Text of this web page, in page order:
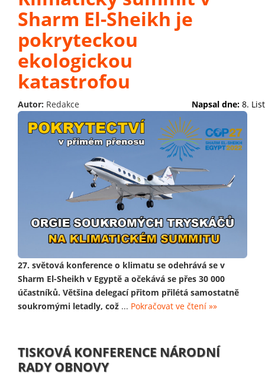
Sharm El-Sheikh je
pokryteckou
ekologickou
katastrofou
Autor: Redakce Napsal dne: 8.
27. světová konference o klimatu se odehrává se v
Sharm El-Sheikh v Egyptě a očekává se přes 30 000
účastníků. Většina delegací přitom přilétá samostatně
soukromými letadly, což ... Pokračovat ve čtení »»
TISKOVÁ KONFERENCE NÁRODNÍ
RADY OBNOVY